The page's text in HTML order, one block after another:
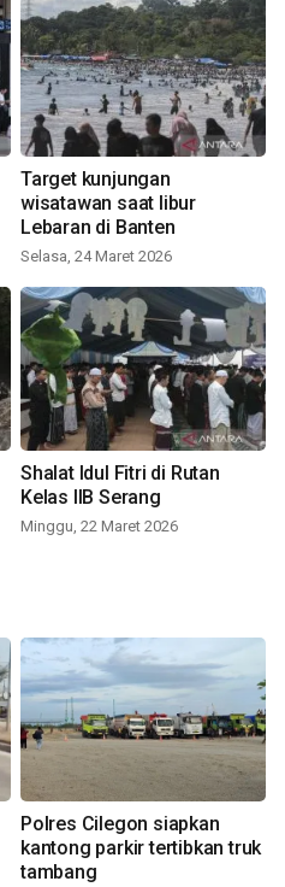
Target kunjungan
wisatawan saat libur
Lebaran di Banten
Selasa, 24 Maret 2026
Shalat Idul Fitri di Rutan
Kelas IIB Serang
Minggu, 22 Maret 2026
Polres Cilegon siapkan
kantong parkir tertibkan truk
tambang